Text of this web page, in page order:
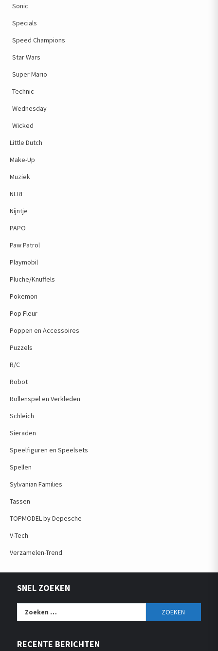
Sonic
Specials
Speed Champions
Star Wars
Super Mario
Technic
Wednesday
Wicked
Little Dutch
Make-Up
Muziek
NERF
Nijntje
PAPO
Paw Patrol
Playmobil
Pluche/Knuffels
Pokemon
Pop Fleur
Poppen en Accessoires
Puzzels
R/C
Robot
Rollenspel en Verkleden
Schleich
Sieraden
Speelfiguren en Speelsets
Spellen
Sylvanian Families
Tassen
TOPMODEL by Depesche
V-Tech
Verzamelen-Trend
SNEL ZOEKEN
Zoeken
RECENTE BERICHTEN